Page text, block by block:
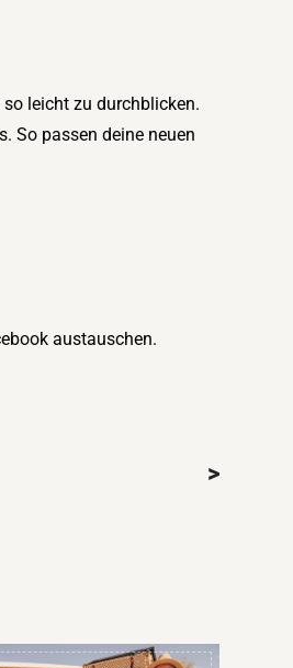
leicht zu durchblicken.
So passen deine neuen
austauschen.
>